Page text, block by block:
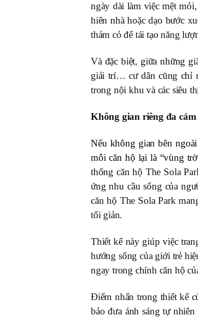
ngày dài làm việc mệt
hiên nhà hoặc dạo bước
thảm cỏ để tái tạo năng
Và đặc biệt, giữa những
giải trí… cư dân cũng chỉ
trong nội khu và các siêu
Không gian riêng đa cảm
Nếu không gian bên
mỗi căn hộ lại là “vùng
thống căn hộ The Sola
ứng nhu cầu sống của
căn hộ The Sola Park
tối giản.
Thiết kế này giúp việc
hướng sống của giới trẻ
ngay trong chính căn hộ
Điểm nhấn trong thiết kế
bảo đưa ánh sáng tự